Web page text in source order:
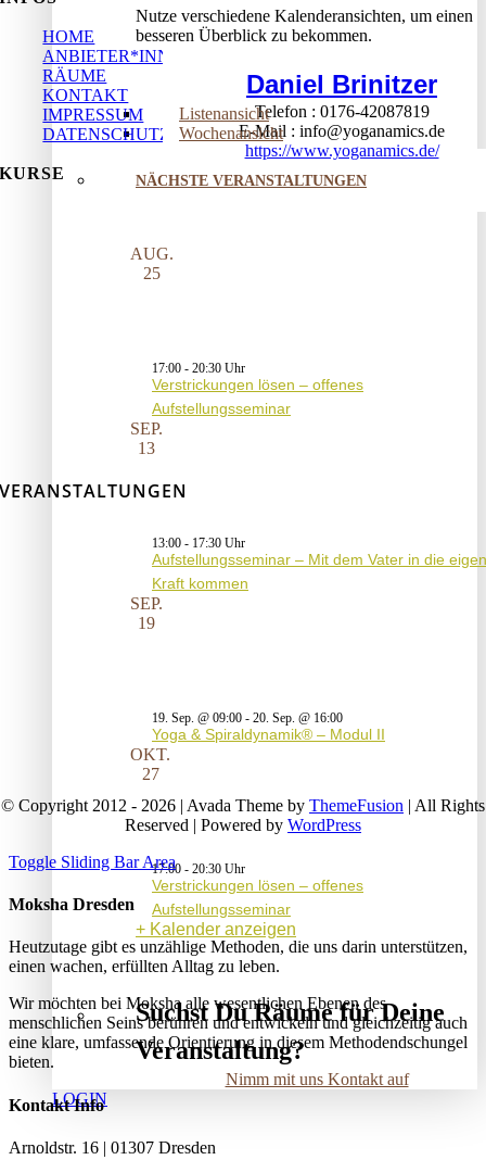
Nutze verschiedene Kalenderansichten, um einen
besseren Überblick zu bekommen.
Listenansicht
Wochenansicht
NÄCHSTE VERANSTALTUNGEN
AUG.
25
17:00 - 20:30
Verstrickungen lösen – offenes
Aufstellungsseminar
SEP.
13
13:00 - 17:30
Aufstellungsseminar – Mit dem Vater in die
Kraft kommen
SEP.
19
19. Sep. @ 09:00 - 20. Sep. @ 16:00
Yoga & Spiraldynamik® – Modul II
OKT.
27
17:00 - 20:30
Verstrickungen lösen – offenes
Aufstellungsseminar
Kalender anzeigen
Suchst Du Räume für Deine
Veranstaltung?
Nimm mit uns Kontakt auf
LOGIN
Daniel Brinitzer
Telefon
0176-42087819
E-Mail
info@yoganamics.de
https://www.yoganamics.de/
HOME
ANBIETER*INNEN
RÄUME
KONTAKT
IMPRESSUM
DATENSCHUTZ
KURSE
VERANSTALTUNGEN
© Copyright 2012 - 2026 | Avada Theme by ThemeFusion | All Rights
Reserved | Powered by WordPress
Toggle Sliding Bar Area
Moksha Dresden
Heutzutage gibt es unzählige Methoden, die uns darin unterstützen,
einen wachen, erfüllten Alltag zu leben.
Wir möchten bei Moksha alle wesent­lichen Ebenen des
menschlichen Seins berühren und entwickeln und gleichzeitig auch
eine klare, umfassende Orientierung in diesem Methodendschungel
bieten.
Kontakt Info
Arnoldstr. 16 | 01307 Dresden